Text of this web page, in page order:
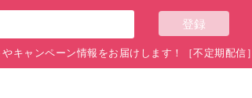
キャンペーン情報をお届けします！［不定期配信］